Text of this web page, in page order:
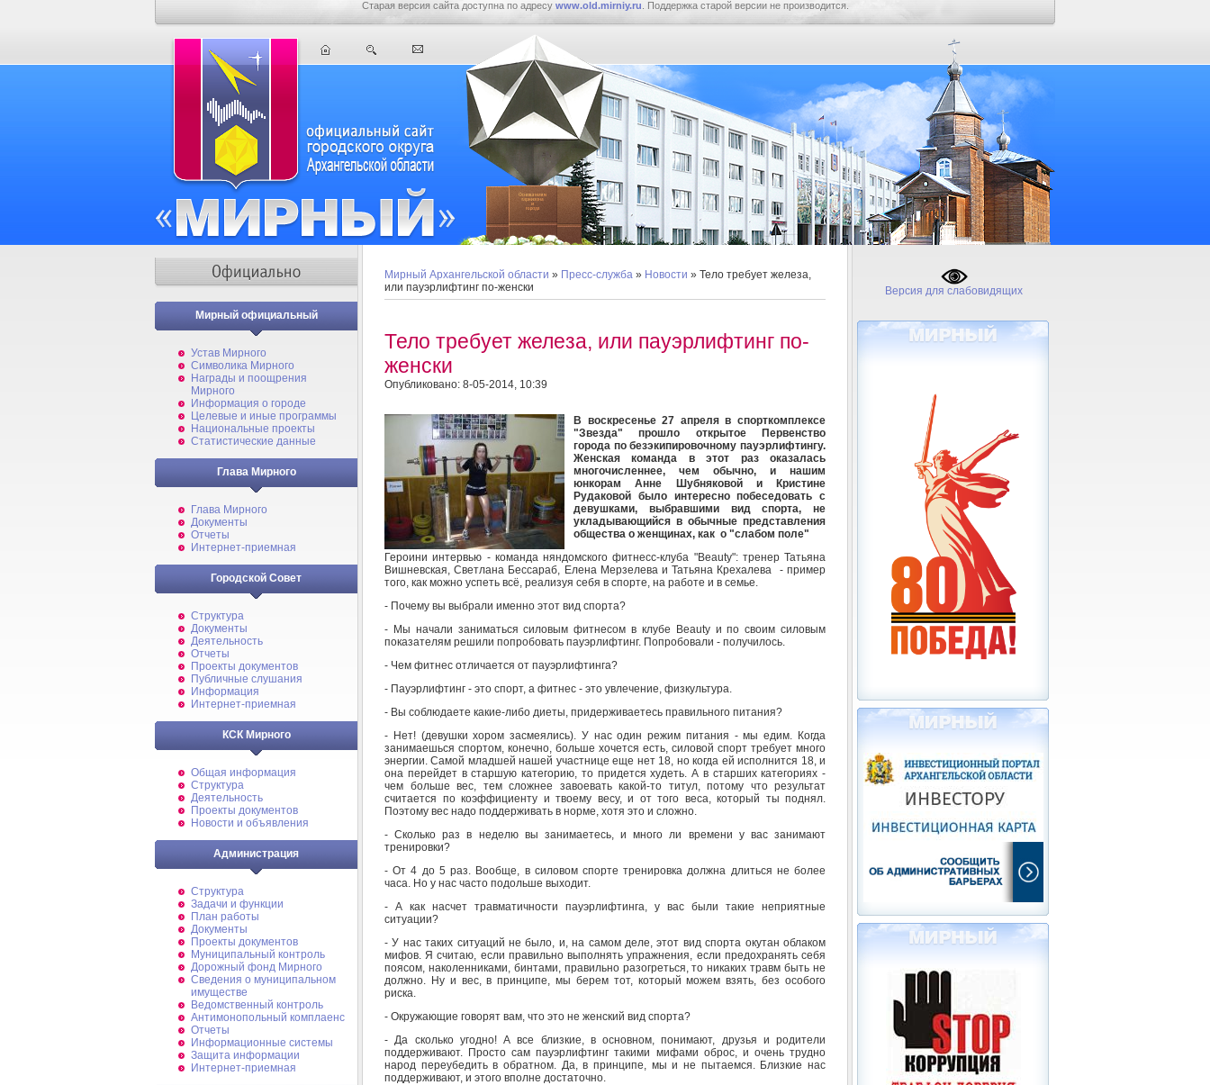
Старая версия сайта доступна по адресу www.old.mirniy.ru . Поддержка старой версии не производится.
Мирный официальный
Устав Мирного
Символика Мирного
Награды и поощрения
Мирного
Информация о городе
Целевые и иные программы
Национальные проекты
Статистические данные
Глава Мирного
Глава Мирного
Документы
Отчеты
Интернет-приемная
Городской Совет
Структура
Документы
Деятельность
Отчеты
Проекты документов
Публичные слушания
Информация
Интернет-приемная
КСК Мирного
Общая информация
Структура
Деятельность
Проекты документов
Новости и объявления
Администрация
Структура
Задачи и функции
План работы
Документы
Проекты документов
Муниципальный контроль
Дорожный фонд Мирного
Cведения о муниципальном
имуществе
Ведомственный контроль
Антимонопольный комплаенс
Отчеты
Информационные системы
Защита информации
Интернет-приемная
Мирный Архангельской области » Пресс-служба » Новости » Тело требует железа,
или пауэрлифтинг по-женски
Тело требует железа, или пауэрлифтинг по-
женски
Опубликовано: 8-05-2014, 10:39
В воскресенье 27 апреля в спорткомплексе
"Звезда" прошло открытое Первенство
города по безэкипировочному пауэрлифтингу.
Женская команда в этот раз оказалась
многочисленнее, чем обычно, и нашим
юнкорам Анне Шубняковой и Кристине
Рудаковой было интересно побеседовать с
девушками, выбравшими вид спорта, не
укладывающийся в обычные представления
общества о женщинах, как о "слабом поле"
Героини интервью - команда няндомского фитнесс-клуба "Beauty": тренер Татьяна
Вишневская, Светлана Бессараб, Елена Мерзелева и Татьяна Крехалева - пример
того, как можно успеть всё, реализуя себя в спорте, на работе и в семье.
- Почему вы выбрали именно этот вид спорта?
- Мы начали заниматься силовым фитнесом в клубе Beauty и по своим силовым
показателям решили попробовать пауэрлифтинг. Попробовали - получилось.
- Чем фитнес отличается от пауэрлифтинга?
- Пауэрлифтинг - это спорт, а фитнес - это увлечение, физкультура.
- Вы соблюдаете какие-либо диеты, придерживаетесь правильного питания?
- Нет! (девушки хором засмеялись). У нас один режим питания - мы едим. Когда
занимаешься спортом, конечно, больше хочется есть, силовой спорт требует много
энергии. Самой младшей нашей участнице еще нет 18, но когда ей исполнится 18, и
она перейдет в старшую категорию, то придется худеть. А в старших категориях -
чем больше вес, тем сложнее завоевать какой-то титул, потому что результат
считается по коэффициенту и твоему весу, и от того веса, который ты поднял.
Поэтому вес надо поддерживать в норме, хотя это и сложно.
- Сколько раз в неделю вы занимаетесь, и много ли времени у вас занимают
тренировки?
- От 4 до 5 раз. Вообще, в силовом спорте тренировка должна длиться не более
часа. Но у нас часто подольше выходит.
- А как насчет травматичности пауэрлифтинга, у вас были такие неприятные
ситуации?
- У нас таких ситуаций не было, и, на самом деле, этот вид спорта окутан облаком
мифов. Я считаю, если правильно выполнять упражнения, если предохранять себя
поясом, наколенниками, бинтами, правильно разогреться, то никаких травм быть не
должно. Ну и вес, в принципе, мы берем тот, который можем взять, без особого
риска.
- Окружающие говорят вам, что это не женский вид спорта?
- Да сколько угодно! А все близкие, в основном, понимают, друзья и родители
поддерживают. Просто сам пауэрлифтинг такими мифами оброс, и очень трудно
народ переубедить в обратном. Да, в принципе, мы и не пытаемся. Близкие нас
поддерживают, и этого вполне достаточно.
Версия для слабовидящих